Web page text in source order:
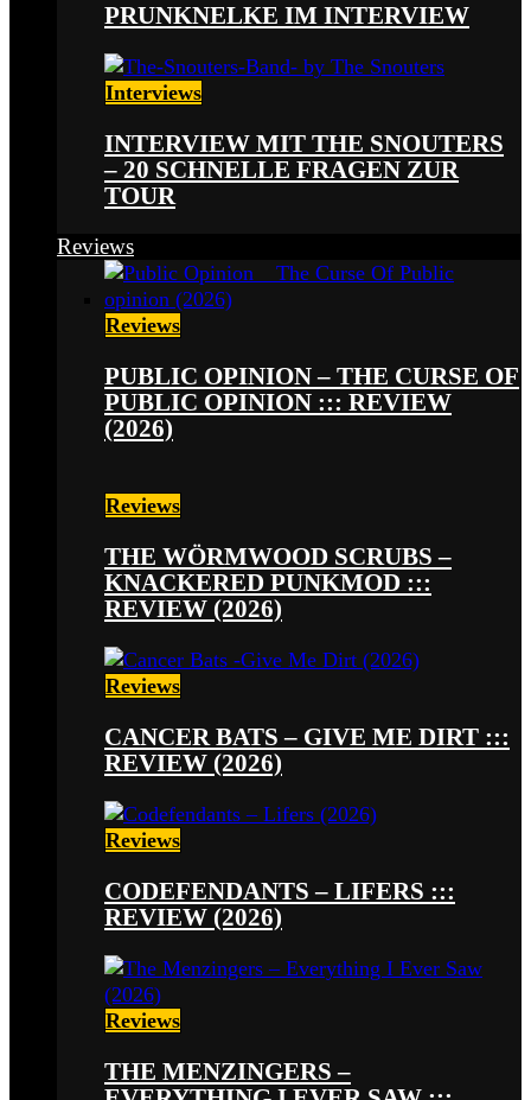
PRUNKNELKE IM INTERVIEW
Interviews
INTERVIEW MIT THE SNOUTERS
– 20 SCHNELLE FRAGEN ZUR
TOUR
Reviews
Reviews
PUBLIC OPINION – THE CURSE OF
PUBLIC OPINION ::: REVIEW
(2026)
Reviews
THE WÖRMWOOD SCRUBS –
KNACKERED PUNKMOD :::
REVIEW (2026)
Reviews
CANCER BATS – GIVE ME DIRT :::
REVIEW (2026)
Reviews
CODEFENDANTS – LIFERS :::
REVIEW (2026)
Reviews
THE MENZINGERS –